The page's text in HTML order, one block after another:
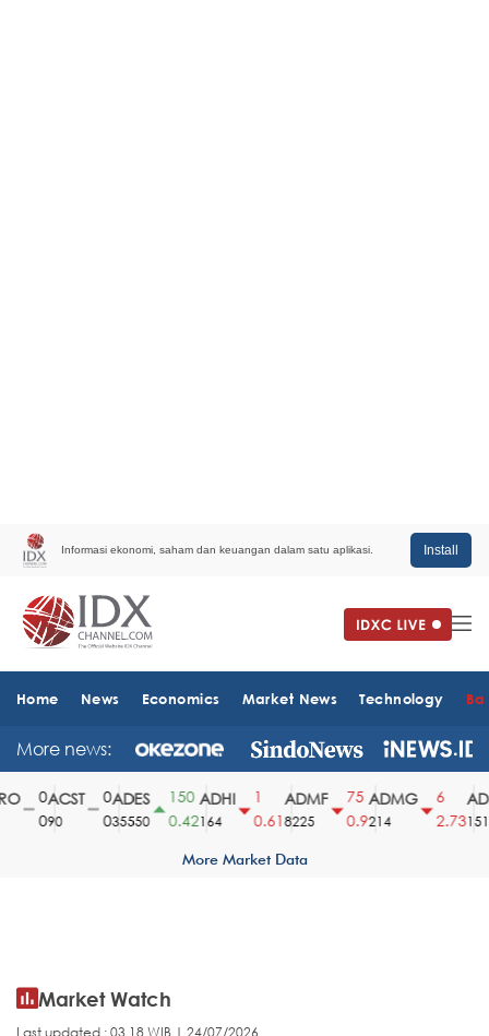
Informasi ekonomi, saham dan keuangan dalam satu aplikasi. Install
Home News Economics Market News Technology
More news:
ACST
90
ADES
35550
150
0.42
ADHI
164
0.61
ADMF
8225
75
0.9
ADMG
214
2.731510
More Market Data
Market Watch